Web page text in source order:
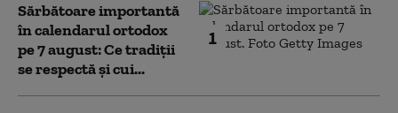
1
Sărbătoare importantă
în calendarul ortodox
pe 7 august: Ce tradiții
se respectă și cui...